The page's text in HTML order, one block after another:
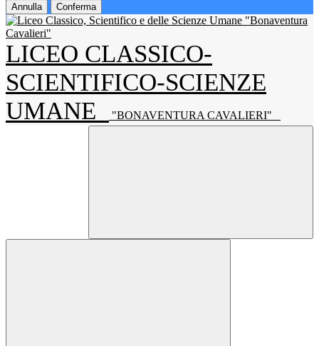
Annulla Conferma
LICEO CLASSICO-
SCIENTIFICO-SCIENZE
UMANE
"BONAVENTURA CAVALIERI"